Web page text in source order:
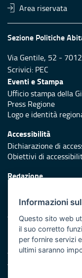
Area riservata
Sezione Politiche
Via Gentile, 52 -
Scrivici: PEC
Eventi e Stampa
Ufficio stampa della
Press Regione
Logo e identità
Accessibilità
Dichiarazione di
Obiettivi di
Redazione
Protezione civile
Vai al sito di
Iniziativa finanziata
Asse XI
Informazioni
Questo sito web
il suo corretto
per fornire servizi
ultimi saranno